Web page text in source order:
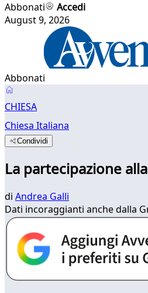
Abbonati
Accedi
August 9, 2026
Abbonati
CHIESA
Chiesa Italiana
Condividi
La partecipazione
di Andrea Galli
Dati incoraggianti anche dalla